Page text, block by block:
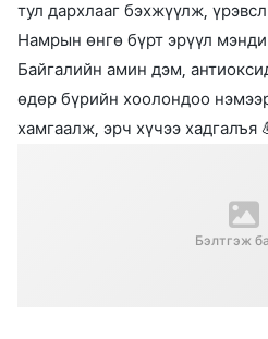
тул дархлааг бэхжүүлж,
Намрын өнгө бүрт эрүүл
Байгалийн амин дэм,
өдөр бүрийн хоолондоо
хамгаалж, эрч хүчээ хадгалъя
Бэлтгэж